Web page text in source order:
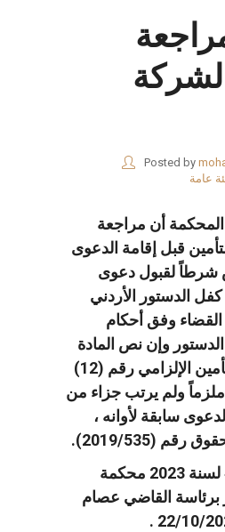
Posted by
عامة
أن مراجعة
قبل إقامة الدعوى
شرطاً لقبول دعوى
الدستور الأردني
القضاء وفق أحكام
من الدستور وإن نص المادة
(14) من نظام التأمين الإلزامي رقم (12)
ليس ملزماً ولم يرتب جزاء من
سابقة لأوانه ،
(2019/535).
الحكم رقم 4003 لسنة 2023 محكمة
برئاسة القاضي عصام